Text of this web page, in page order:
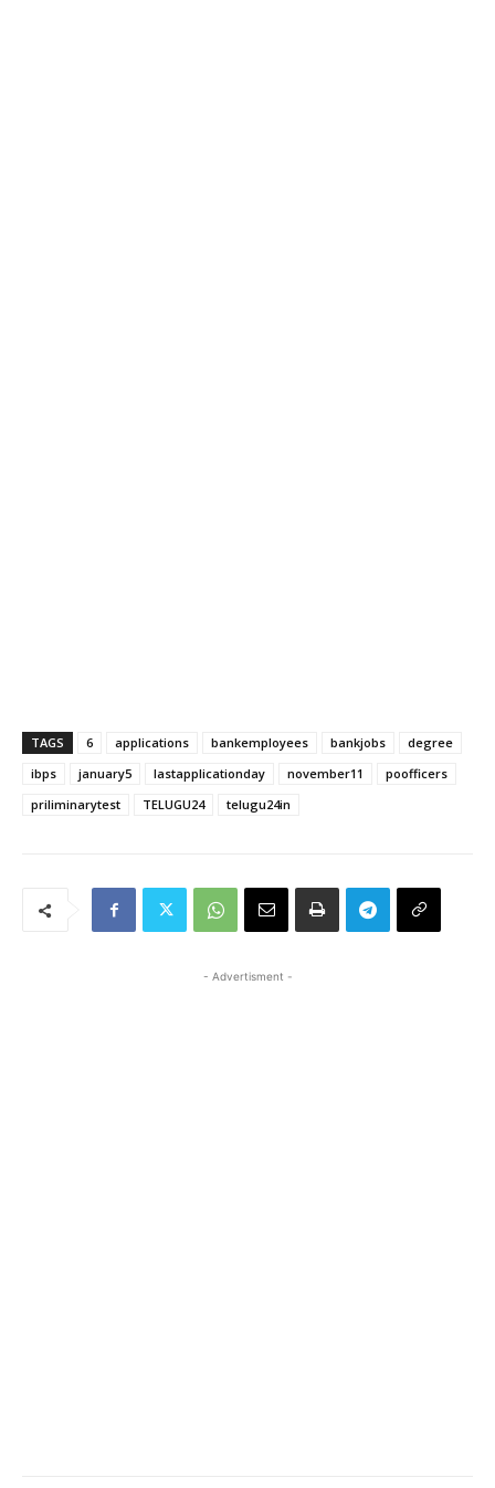
TAGS 6 applications bankemployees bankjobs
degree
ibps
january5 lastapplicationday november11
poofficers
priliminarytest
TELUGU24 telugu24in
- Advertisment -